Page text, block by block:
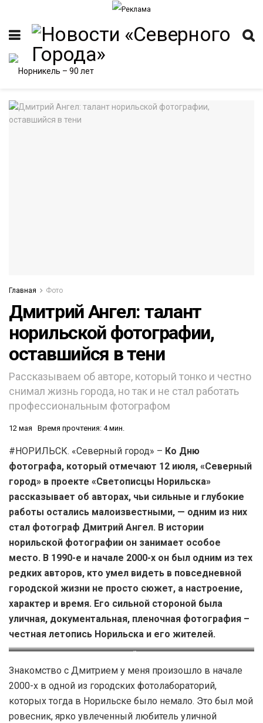
Главная Фото
Дмитрий Ангел: талант
норильской фотографии,
оставшийся в тени
Рассказываем об авторе, который тонко и честно
снимал жизнь города, но так и не стал работать
профессиональным фотографом
12 мая Время прочтения: 4 мин.
#НОРИЛЬСК. «Северный город» – Ко Дню
фотографа, который отмечают 12 июля, «Северный
город» в проекте «Светописцы Норильска»
рассказывает об авторах, чьи сильные и глубокие
работы остались малоизвестными, — одним из них
стал фотограф Дмитрий Ангел. В истории
норильской фотографии он занимает особое
место. В 1990-е и начале 2000-х он был одним из тех
редких авторов, кто умел видеть в повседневной
городской жизни не просто сюжет, а настроение,
характер и время. Его сильной стороной была
уличная, документальная, пленочная фотография –
честная летопись Норильска и его жителей.
Дмитрий Ангел
Знакомство с Дмитрием у меня произошло в начале
2000-х в одной из городских фотолабораторий,
которых тогда в Норильске было немало. Это был мой
ровесник, ярко увлеченный любитель уличной